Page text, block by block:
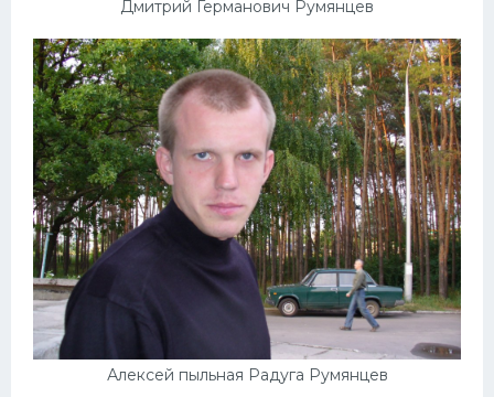
Дмитрий Германович Румянцев
Алексей пыльная Радуга Румянцев